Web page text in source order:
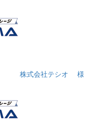
株式会社テシオ 様